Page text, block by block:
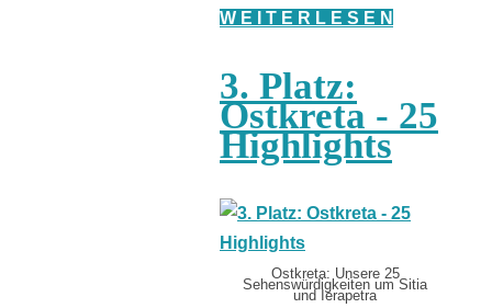
W E I T E R L E S E N
3. Platz:
Ostkreta - 25
Highlights
Ostkreta: Unsere 25
Sehenswürdigkeiten um Sitia
und Ierapetra